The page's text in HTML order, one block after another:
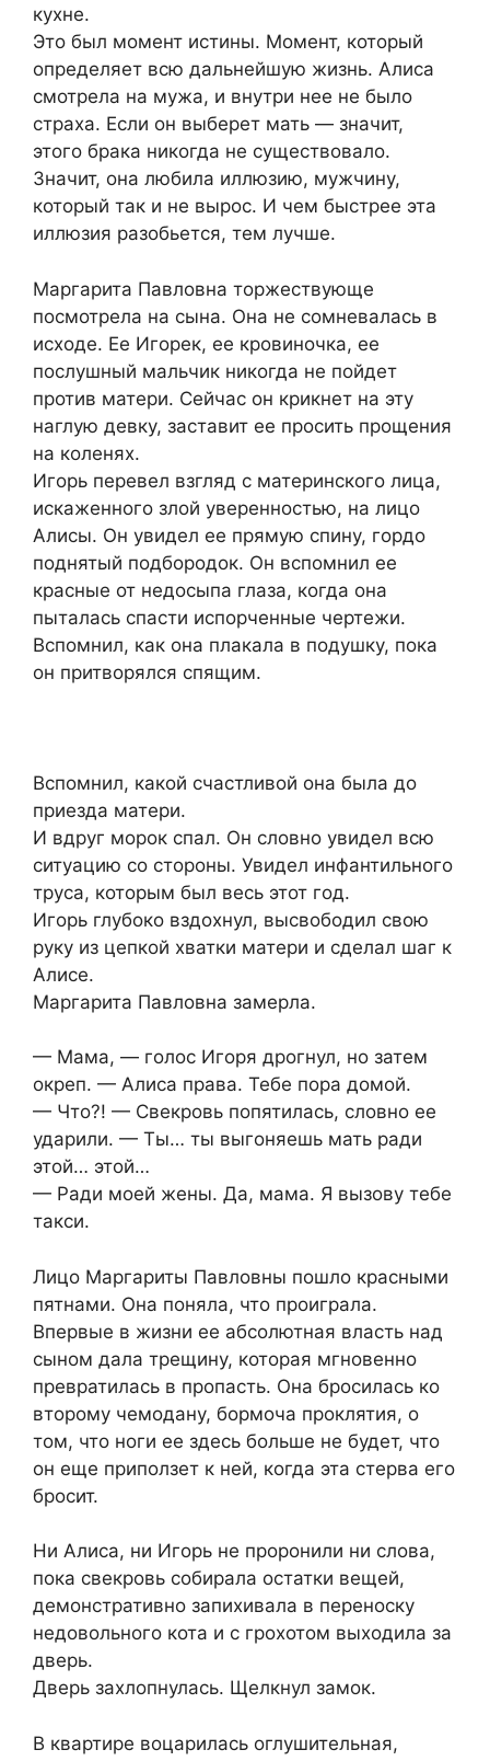
кухне.
Это был момент истины. Момент, который
определяет всю дальнейшую жизнь. Алиса
смотрела на мужа, и внутри нее не было
страха. Если он выберет мать — значит,
этого брака никогда не существовало.
Значит, она любила иллюзию, мужчину,
который так и не вырос. И чем быстрее эта
иллюзия разобьется, тем лучше.
Маргарита Павловна торжествующе
посмотрела на сына. Она не сомневалась в
исходе. Ее Игорек, ее кровиночка, ее
послушный мальчик никогда не пойдет
против матери. Сейчас он крикнет на эту
наглую девку, заставит ее просить прощения
на коленях.
Игорь перевел взгляд с материнского лица,
искаженного злой уверенностью, на лицо
Алисы. Он увидел ее прямую спину, гордо
поднятый подбородок. Он вспомнил ее
красные от недосыпа глаза, когда она
пыталась спасти испорченные чертежи.
Вспомнил, как она плакала в подушку, пока
он притворялся спящим.
Вспомнил, какой счастливой она была до
приезда матери.
И вдруг морок спал. Он словно увидел всю
ситуацию со стороны. Увидел инфантильного
труса, которым был весь этот год.
Игорь глубоко вздохнул, высвободил свою
руку из цепкой хватки матери и сделал шаг к
Алисе.
Маргарита Павловна замерла.
— Мама, — голос Игоря дрогнул, но затем
окреп. — Алиса права. Тебе пора домой.
— Что?! — Свекровь попятилась, словно ее
ударили. — Ты… ты выгоняешь мать ради
этой… этой…
— Ради моей жены. Да, мама. Я вызову тебе
такси.
Лицо Маргариты Павловны пошло красными
пятнами. Она поняла, что проиграла.
Впервые в жизни ее абсолютная власть над
сыном дала трещину, которая мгновенно
превратилась в пропасть. Она бросилась ко
второму чемодану, бормоча проклятия, о
том, что ноги ее здесь больше не будет, что
он еще приползет к ней, когда эта стерва его
бросит.
Ни Алиса, ни Игорь не проронили ни слова,
пока свекровь собирала остатки вещей,
демонстративно запихивала в переноску
недовольного кота и с грохотом выходила за
дверь.
Дверь захлопнулась. Щелкнул замок.
В квартире воцарилась оглушительная,